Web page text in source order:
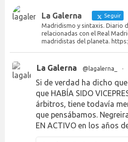
La Galerna Seguir
Madridismo y sintaxis. Diario
relacionadas con el Real
madridistas del planeta.
La Galerna @lagalerna_ ·
Si de verdad ha dicho
que HABÍA SIDO
árbitros, tiene todavía
que pensábamos.
EN ACTIVO en los años